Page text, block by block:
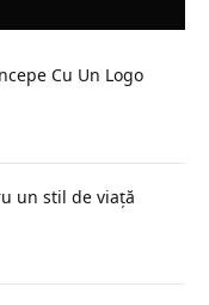
Cu Un Logo
un stil de viață